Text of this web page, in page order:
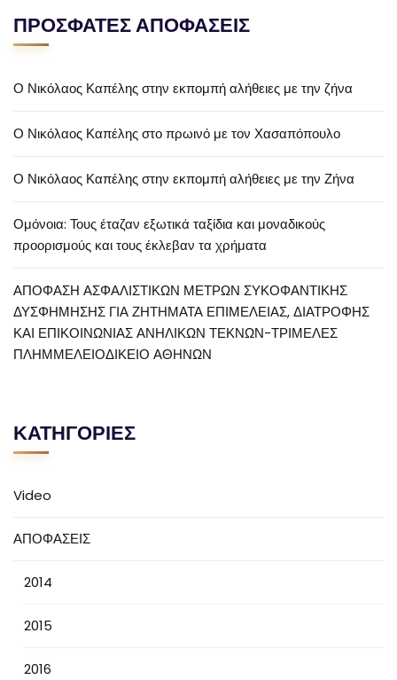
ΠΡΟΣΦΑΤΕΣ ΑΠΟΦΑΣΕΙΣ
Ο Νικόλαος Καπέλης στην εκπομπή αλήθειες με την ζήνα
Ο Νικόλαος Καπέλης στο πρωινό με τον Χασαπόπουλο
Ο Νικόλαος Καπέλης στην εκπομπή αλήθειες με την Ζήνα
Ομόνοια: Τους έταζαν εξωτικά ταξίδια και μοναδικούς
προορισμούς και τους έκλεβαν τα χρήματα
ΑΠΟΦΑΣΗ ΑΣΦΑΛΙΣΤΙΚΩΝ ΜΕΤΡΩΝ ΣΥΚΟΦΑΝΤΙΚΗΣ
ΔΥΣΦΗΜΗΣΗΣ ΓΙΑ ΖΗΤΗΜΑΤΑ ΕΠΙΜΕΛΕΙΑΣ, ΔΙΑΤΡΟΦΗΣ
ΚΑΙ ΕΠΙΚΟΙΝΩΝΙΑΣ ΑΝΗΛΙΚΩΝ ΤΕΚΝΩΝ-ΤΡΙΜΕΛΕΣ
ΠΛΗΜΜΕΛΕΙΟΔΙΚΕΙΟ ΑΘΗΝΩΝ
ΚΑΤΗΓΟΡΙΕΣ
Video
ΑΠΟΦΑΣΕΙΣ
2014
2015
2016